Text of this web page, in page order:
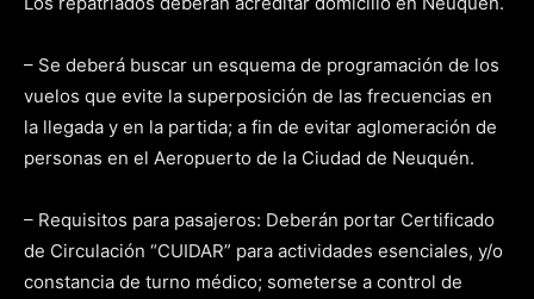
– Se deberá buscar un esquema de programación de los
vuelos que evite la superposición de las frecuencias en
la llegada y en la partida; a fin de evitar aglomeración de
personas en el Aeropuerto de la Ciudad de Neuquén.
– Requisitos para pasajeros: Deberán portar Certificado
de Circulación “CUIDAR” para actividades esenciales, y/o
constancia de turno médico; someterse a control de